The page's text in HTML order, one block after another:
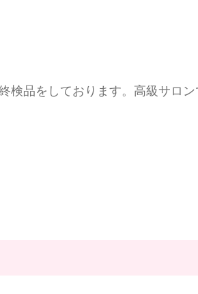
検品をしております。高級サロ